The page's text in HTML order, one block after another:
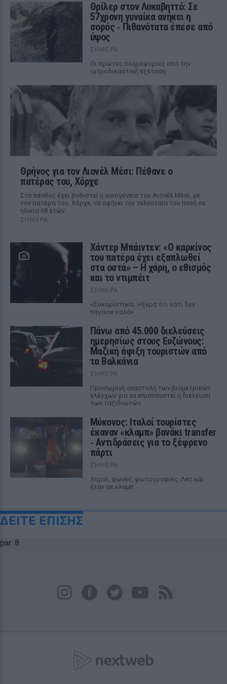
Θρίλερ στον Λυκαβηττό: Σε
57χρονη γυναίκα ανήκει η
σορός ‑ Πιθανότατα έπεσε από
ύψος
ΣΉΜΕΡΑ
Οι πρώτες πληροφορίες από την
ιατροδικαστική εξέταση
Θρήνος για τον Λιονέλ Μέσι: Πέθανε ο
πατέρας του, Χόρχε
Στο πένθος έχει βυθιστεί η οικογένεια του Λιονέλ Μέσι, με
τον πατέρα του, Χόρχε, να αφήνει την τελευταία του πνοή σε
ηλικία 68 ετών.
ΣΉΜΕΡΑ
Χάντερ Μπάιντεν: «Ο καρκίνος
του πατέρα έχει εξαπλωθεί
στα οστά» – Η χάρη, ο εθισμός
και το ντιμπέιτ
ΣΉΜΕΡΑ
«Σοκαρίστηκα. Ήξερα ότι κάτι δεν
πήγαινε καλά»
Πάνω από 45.000 διελεύσεις
ημερησίως στους Ευζώνους:
Μαζική άφιξη τουριστών από
τα Βαλκάνια
ΣΉΜΕΡΑ
Προσωρινή αναστολή των βιομετρικών
ελέγχων για να επισπευστεί η διέλευση
των ταξιδιωτών
Μύκονος: Ιταλοί τουρίστες
έκαναν «κλαμπ» βανάκι transfer
‑ Αντιδράσεις για το ξέφρενο
πάρτι
ΣΉΜΕΡΑ
Χοροί, φωνές, φωτογραφίες: Λες και
ήταν σε κλαμπ
ΔΕΙΤΕ ΕΠΙΣΗΣ
par: 8